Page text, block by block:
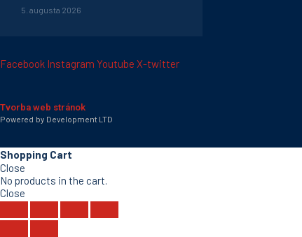
5. augusta 2026
Facebook Instagram Youtube X-twitter
Tvorba web stránok
Powered by Development LTD
Shopping Cart
Close
No products in the cart.
Close